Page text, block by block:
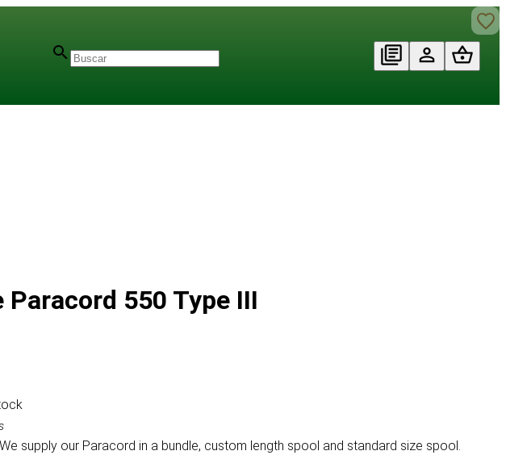
Paracord 550 Type III
supply our Paracord in a bundle, custom length spool and standard size spool.